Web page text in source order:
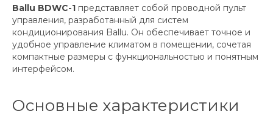
Ballu BDWC-1 представляет собой проводной пульт
управления, разработанный для систем
кондиционирования Ballu. Он обеспечивает точное и
удобное управление климатом в помещении, сочетая
компактные размеры с функциональностью и понятным
интерфейсом.
Основные характеристики